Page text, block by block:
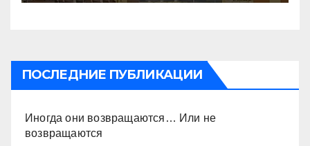
ПОСЛЕДНИЕ ПУБЛИКАЦИИ
Иногда они возвращаются… Или не
возвращаются